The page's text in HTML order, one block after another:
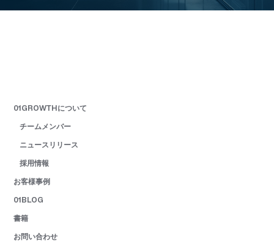
01GROWTHについて
チームメンバー
ニュースリリース
採用情報
お客様事例
01BLOG
書籍
お問い合わせ